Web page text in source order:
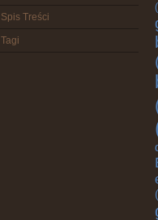
Spis Treści
Tagi